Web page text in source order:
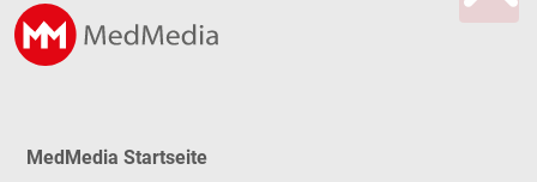
MedMedia Startseite